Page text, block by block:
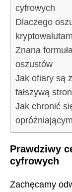
cyfrowych
Dlaczego
Znana
oszustów
Jak ofiary są
fałszywą
Jak chronić
Prawdziwy
cyfrowych
Zachęcamy